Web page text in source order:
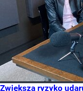
Zwiększa ryzyko